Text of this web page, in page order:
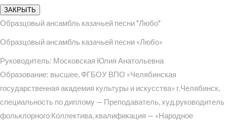
ЗАКРЫТЬ
Образцовый ансамбль казачьей песни "Любо"
Образцовый ансамбль казачьей песни «Любо»
Руководитель: Московская Юлия Анатольевна
Образование: высшее, ФГБОУ ВПО «Челябинская
государственная академия культуры и искусства» г.Челябинск,
специальность по диплому — Преподаватель, худ.руководитель
фольклорного Коллектива, квалификация — «Народное